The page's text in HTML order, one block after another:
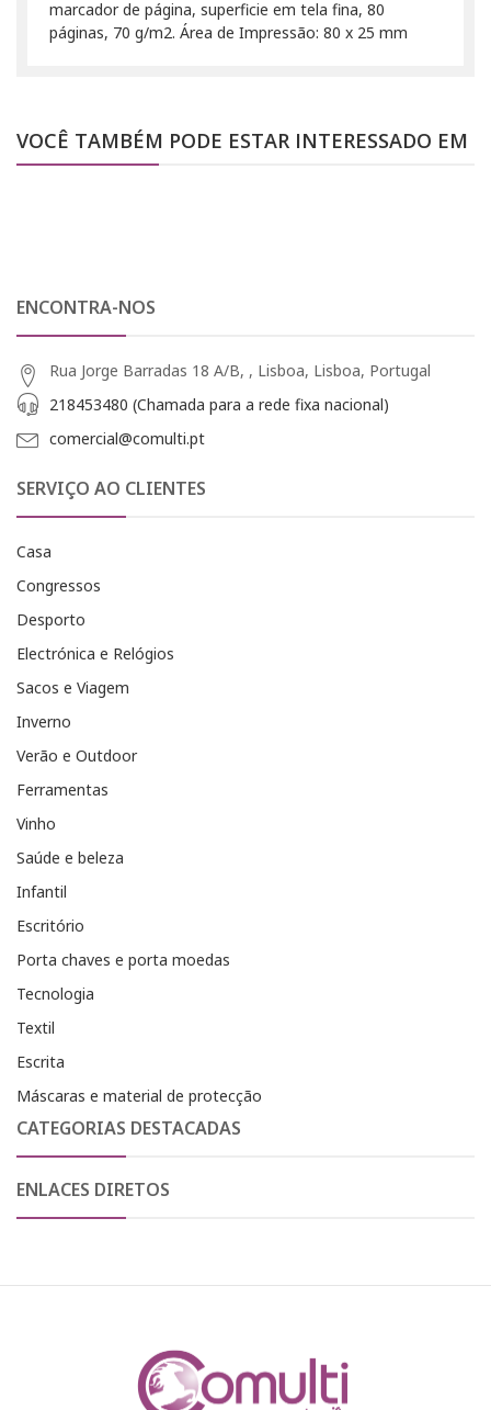
marcador de página, superficie em tela fina, 80
páginas, 70 g/m2. Área de Impressão: 80 x 25 mm
VOCÊ TAMBÉM PODE ESTAR INTERESSADO EM
ENCONTRA-NOS
Rua Jorge Barradas 18 A/B, , Lisboa, Lisboa, Portugal
218453480 (Chamada para a rede fixa nacional)
comercial@comulti.pt
SERVIÇO AO CLIENTES
Casa
Congressos
Desporto
Electrónica e Relógios
Sacos e Viagem
Inverno
Verão e Outdoor
Ferramentas
Vinho
Saúde e beleza
Infantil
Escritório
Porta chaves e porta moedas
Tecnologia
Textil
Escrita
Máscaras e material de protecção
CATEGORIAS DESTACADAS
ENLACES DIRETOS